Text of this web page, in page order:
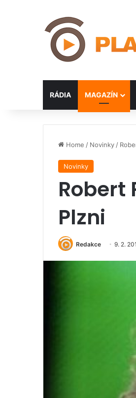
RÁDIA MAGAZÍN
Home / Novinky /
Novinky
Robert
Plzni
Redakce 9. 2.